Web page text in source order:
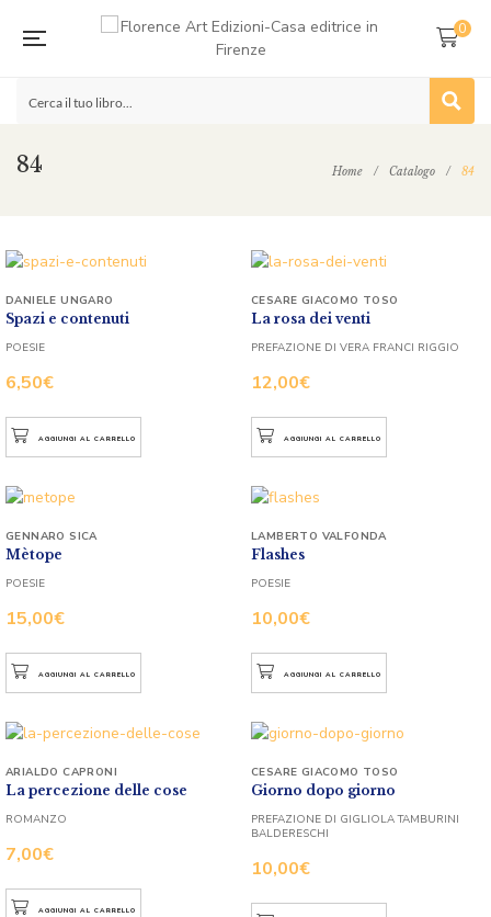
0
84 Home / Catalogo / 84
Spazi e contenuti
6,50€
DANIELE UNGARO
POESIE
AGGIUNGI AL CARRELLO
La rosa dei venti
12,00€
CESARE GIACOMO TOSO
PREFAZIONE DI VERA FRANCI RIGGIO
AGGIUNGI AL CARRELLO
Mètope
15,00€
GENNARO SICA
POESIE
AGGIUNGI AL CARRELLO
Flashes
10,00€
LAMBERTO VALFONDA
POESIE
AGGIUNGI AL CARRELLO
La percezione delle cose
7,00€
ARIALDO CAPRONI
ROMANZO
AGGIUNGI AL CARRELLO
Giorno dopo giorno
10,00€
CESARE GIACOMO TOSO
PREFAZIONE DI GIGLIOLA TAMBURINI
BALDERESCHI